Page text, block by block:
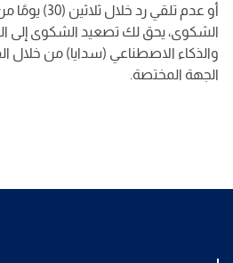
أو عدم تلقي رد
الشكوى، يحق لك تصعيد الشكوى إلى
والذكاء الاصطناعي (سدايا) من خلال
الجهة المختصة.